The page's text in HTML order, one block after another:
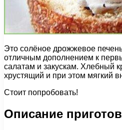
Это солёное дрожжевое
отличным дополнением к
салатам и закускам. Хлебный
хрустящий и при этом мягкий
Стоит попробовать!
Описание